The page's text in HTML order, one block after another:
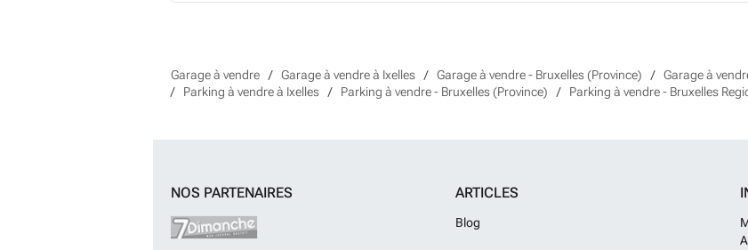
Garage à vendre Garage à vendre à Ixelles Garage à vendre - Bruxelles (Province) Garage à
Parking à vendre à Ixelles
Parking à vendre - Bruxelles (Province) Parking à vendre - Bruxelles
NOS PARTENAIRES ARTICLES
Blog